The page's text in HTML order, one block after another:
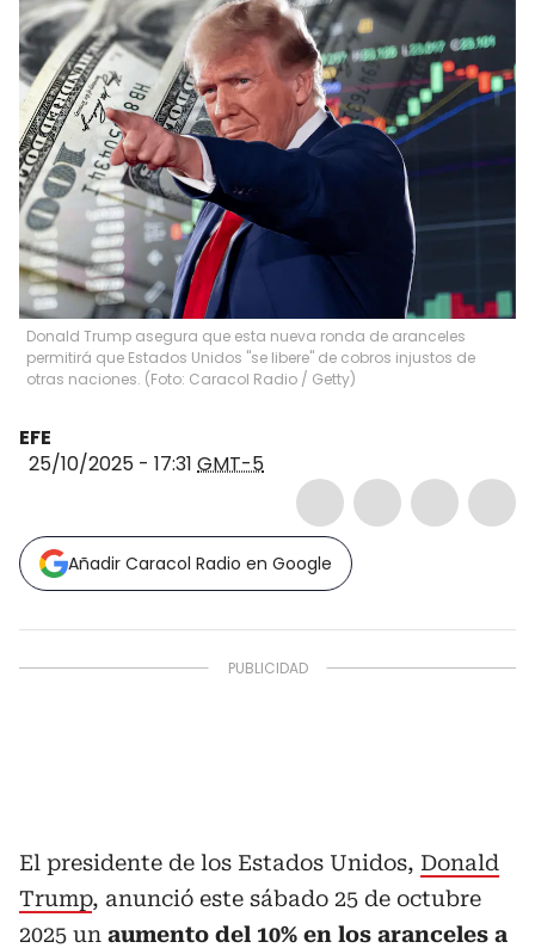
Donald Trump asegura que esta nueva ronda de aranceles
permitirá que Estados Unidos "se libere" de cobros injustos de
otras naciones. (Foto: Caracol Radio / Getty)
EFE
25/10/2025 - 17:31 GMT-5
Añadir Caracol Radio en Google
El presidente de los Estados Unidos, Donald
Trump, anunció este sábado 25 de octubre
2025 un aumento del 10% en los aranceles a